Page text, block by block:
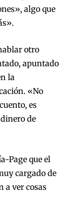
algo que
otro
apuntado
la
«No
es
de
Page que el
cargado de
a ver cosas